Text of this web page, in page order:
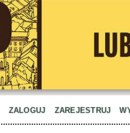
ZALOGUJ ZAREJESTRUJ